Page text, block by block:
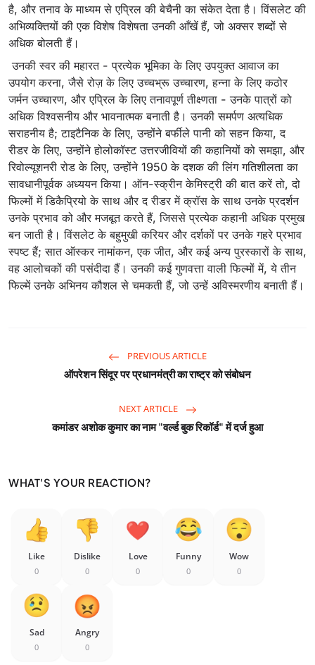
है, और तनाव के माध्यम से एप्रिल की बेचैनी का संकेत देता है। विंसलेट की
अभिव्यक्तियों की एक विशेष विशेषता उनकी आँखें हैं, जो अक्सर शब्दों से
अधिक बोलती हैं।
उनकी स्वर की महारत - प्रत्येक भूमिका के लिए उपयुक्त आवाज का
उपयोग करना, जैसे रोज़ के लिए उच्चभ्रू उच्चारण, हन्ना के लिए कठोर
जर्मन उच्चारण, और एप्रिल के लिए तनावपूर्ण तीक्ष्णता - उनके पात्रों को
अधिक विश्वसनीय और भावनात्मक बनाती है। उनकी समर्पण अत्यधिक
सराहनीय है; टाइटैनिक के लिए, उन्होंने बर्फीले पानी को सहन किया, द
रीडर के लिए, उन्होंने होलोकॉस्ट उत्तरजीवियों की कहानियों को समझा, और
रिवोल्यूशनरी रोड के लिए, उन्होंने 1950 के दशक की लिंग गतिशीलता का
सावधानीपूर्वक अध्ययन किया। ऑन-स्क्रीन केमिस्ट्री की बात करें तो, दो
फिल्मों में डिकैप्रियो के साथ और द रीडर में क्रॉस के साथ उनके प्रदर्शन
उनके प्रभाव को और मजबूत करते हैं, जिससे प्रत्येक कहानी अधिक प्रमुख
बन जाती है। विंसलेट के बहुमुखी करियर और दर्शकों पर उनके गहरे प्रभाव
स्पष्ट हैं; सात ऑस्कर नामांकन, एक जीत, और कई अन्य पुरस्कारों के साथ,
वह आलोचकों की पसंदीदा हैं। उनकी कई गुणवत्ता वाली फिल्मों में, ये तीन
फिल्में उनके अभिनय कौशल से चमकती हैं, जो उन्हें अविस्मरणीय बनाती हैं।
PREVIOUS ARTICLE
ऑपरेशन सिंदूर पर प्रधानमंत्री का राष्ट्र को संबोधन
NEXT ARTICLE
कमांडर अशोक कुमार का नाम "वर्ल्ड बुक रिकॉर्ड" में दर्ज हुआ
WHAT'S YOUR REACTION?
Like
0
Dislike
0
Love
0
Funny
0
Wow
0
Sad
0
Angry
0